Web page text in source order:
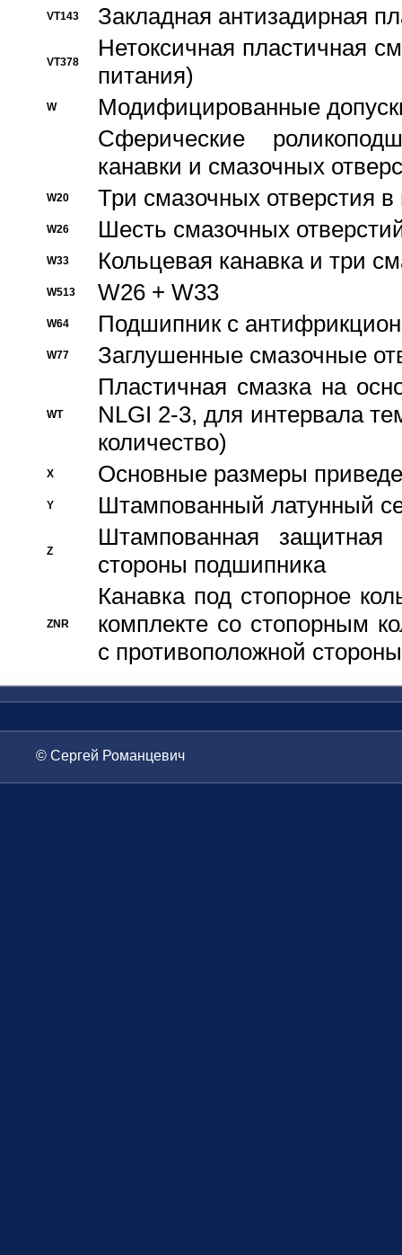
VT143 Закладная антизадирная
VT378
Нетоксичная пластичная
питания)
W
Модифицированные
Сферические
канавки и смазочных
W20 Три смазочных отверстия
W26 Шесть смазочных
W33 Кольцевая канавка и три
W513 W26 + W33
W64 Подшипник с
W77 Заглушенные смазочные
WT
Пластичная смазка на
NLGI 2-3, для интервала
количество)
X Основные размеры
Y Штампованный латунный
Z
Штампованная
стороны подшипника
ZNR
Канавка под стопорное
комплекте со стопорным
с противоположной стороны
© Сергей Романцевич